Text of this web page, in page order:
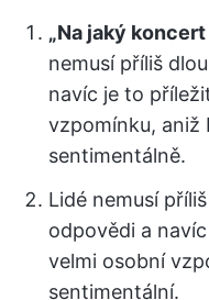
„Na jaký
nemusí příliš
navíc je to
vzpomínku, aniž
sentimentálně.
Lidé nemusí
odpovědi a
velmi osobní
sentimentální.